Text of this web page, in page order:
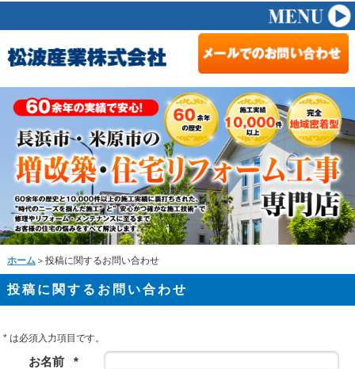
ホーム ＞投稿に関するお問い合わせ
投稿に関するお問い合わせ
* は必須入力項目です。
お名前 *